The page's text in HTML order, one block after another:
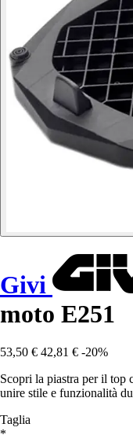
Givi
moto E251
53,50 € 42,81 € -20%
Scopri la piastra per il top
unire stile e funzionalità
Taglia
*